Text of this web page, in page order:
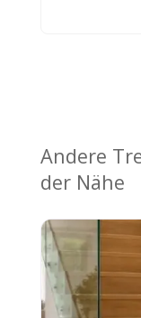
Andere
der Nähe